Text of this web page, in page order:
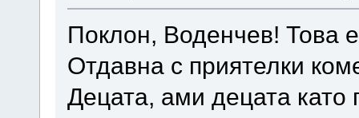
Поклон, Воденчев! Това
Отдавна с приятелки
Децата, ами децата